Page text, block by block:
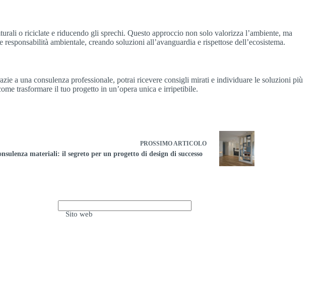
o riciclate e riducendo gli sprechi. Questo approccio non solo valorizza l’ambiente, ma
ambientale, creando soluzioni all’avanguardia e rispettose dell’ecosistema.
a una consulenza professionale, potrai ricevere consigli mirati e individuare le soluzioni più
trasformare il tuo progetto in un’opera unica e irripetibile.
PROSSIMOARTICOLO
materiali: il segreto per un progetto di design di successo
Sito web